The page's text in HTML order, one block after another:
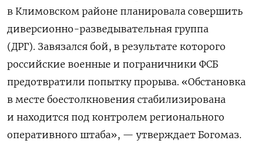
в Климовском районе планировала совершить
диверсионно-разведывательная группа
(ДРГ). Завязался бой, в результате которого
российские военные и пограничники ФСБ
предотвратили попытку прорыва. «Обстановка
в месте боестолкновения стабилизирована
и находится под контролем регионального
оперативного штаба», — утверждает Богомаз.